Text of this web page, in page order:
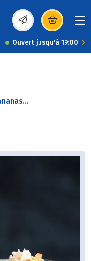
(s’ouvre dans une
Ouvert jusqu'à 19:00